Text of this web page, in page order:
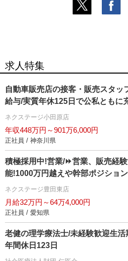
求人特集
自動車販売店の接客・販売スタッ
給与/実質年休125日で公私ともに
ネクステージ小田原店
年収448万円～901万6,000円
正社員 / 神奈川県
積極採用中!営業/⏩️営業、販売経
能!1000万円越えや幹部ポジショ
ネクステージ豊田東店
月給32万円～64万4,000円
正社員 / 愛知県
老健の理学療法士/未経験歓迎生
年間休日123日